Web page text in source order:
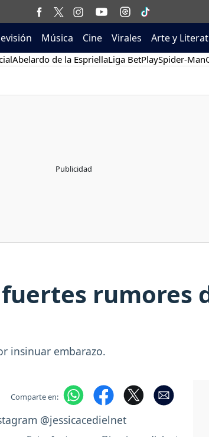
Música Cine Virales Arte y
Abelardo de la EspriellaLiga BetPlaySpider-Man
rumores
insinuar embarazo.
Comparte en: